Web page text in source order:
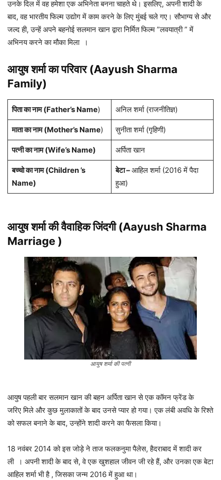
उनके दिल में वह हमेशा एक अभिनेता बनना चाहते थे। इसलिए, अपनी शादी के
बाद, वह भारतीय फिल्म उद्योग में काम करने के लिए मुंबई चले गए। सौभाग्य से और
जल्द ही, उन्हें अपने बहनोई सलमान खान द्वारा निर्मित फिल्म ”लवयात्री ” में
अभिनय करने का मौका मिला ।
आयुष शर्मा का परिवार (Aayush Sharma
Family)
पिता का नाम (Father’s Name) अनिल शर्मा (राजनीतिज्ञ)
माता का नाम (Mother’s Name) सुनीता शर्मा (गृहिणी)
पत्नी का नाम (Wife’s Name) अर्पिता खान
बच्चो का नाम (Children ’s
Name)
बेटा–आहिल शर्मा (2016 में पैदा
हुआ)
आयुष शर्माकी वैवाहिक जिंदगी (Aayush Sharma
Marriage )
आयुष शर्मा की पत्नी
आयुष पहली बार सलमान खान की बहन अर्पिता खान से एक कॉमन फ्रेंड के
जरिए मिले और कुछ मुलाकातों के बाद उनसे प्यार हो गया। एक लंबी अवधि के रिश्ते
को सफल बनाने के बाद, उन्होंने शादी करने का फैसला किया।
18 नवंबर 2014 को इस जोड़े ने ताज फलकनुमा पैलेस, हैदराबाद में शादी कर
ली । अपनी शादी के बाद से, वे एक खुशहाल जीवन जी रहे हैं, और उनका एक बेटा
आहिल शर्मा भी है , जिसका जन्म 2016 में हुआ था।